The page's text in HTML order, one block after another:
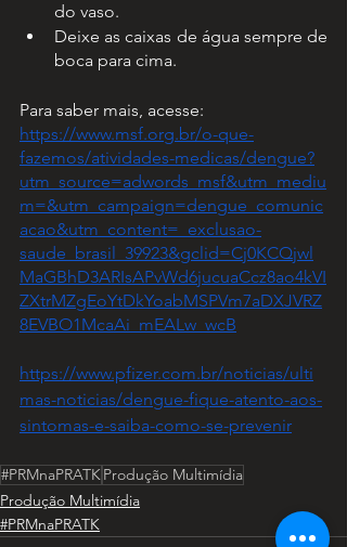
do vaso.
Deixe as caixas de água sempre de
boca para cima.
Para saber mais, acesse:
https://www.msf.org.br/o-que-
fazemos/atividades-medicas/dengue?
utm_source=adwords_msf&utm_mediu
m=&utm_campaign=dengue_comunic
acao&utm_content=_exclusao-
saude_brasil_39923&gclid=Cj0KCQjwl
MaGBhD3ARIsAPvWd6jucuaCcz8ao4kVI
ZXtrMZgEoYtDkYoabMSPVm7aDXJVRZ
8EVBO1McaAi_mEALw_wcB
https://www.pfizer.com.br/noticias/ulti
mas-noticias/dengue-fique-atento-aos-
sintomas-e-saiba-como-se-prevenir
#PRMnaPRATKProdução Multimídia
Produção Multimídia
#PRMnaPRATK